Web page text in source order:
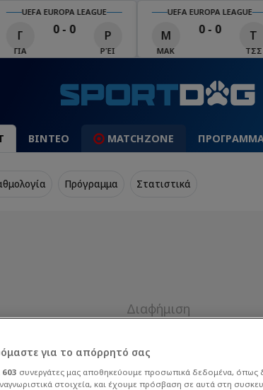
UEFA EUROPA LEAGUE
Γ
ΓΙΑ
0 - 0 Ρ
ΡΈΙ
UEFA EUROPA LEAGUE
Μ
ΜΑΚ
0 - 0 Τ
ΤΣΣ
ΒΙΝΤΕΟ MATCHZONE
Πρόγραμμα Στατιστικά
για το απόρρητό σας
603 συνεργάτες μας αποθηκεύουμε προσωπικά δεδομένα, όπως
στοιχεία, και έχουμε πρόσβαση σε αυτά στη